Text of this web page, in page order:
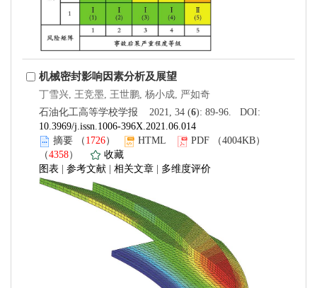
机械密封影响因素分析及展望
丁雪兴, 王竞墨, 王世鹏, 杨小成, 严如奇
石油化工高等学校学报 2021, 34 (6): 89-96. DOI:
10.3969/j.issn.1006-396X.2021.06.014
摘要 （ 1726） HTML PDF （4004KB）
（4358）
收藏
图表
参考文献 相关文章 多维度评价